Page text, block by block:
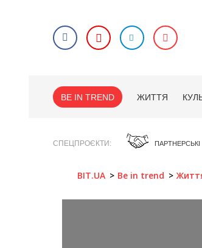
BE IN TREND ЖИТТЯ
СПЕЦПРОЄКТИ ПАРТНЕРСЬКІ
BIT.UA Be in trend